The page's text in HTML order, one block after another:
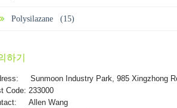
Polysilazane (15)
하기
Sunmoon Industry Park, 985 Xingzhong
Code: 233000
Allen Wang